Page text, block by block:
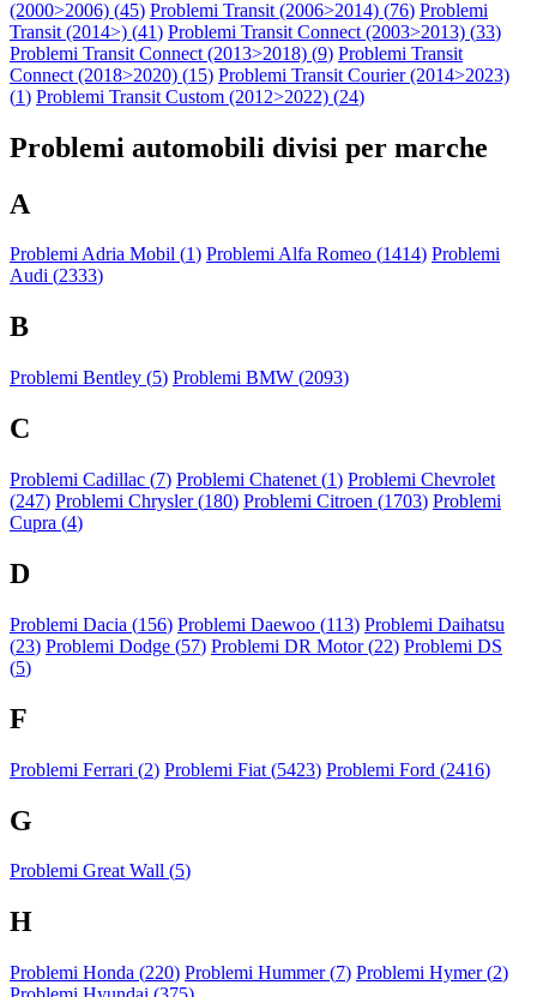
(2000>2006) (45) Problemi Transit (2006>2014) (76) Problemi
Transit (2014>) (41) Problemi Transit Connect (2003>2013) (33)
Problemi Transit Connect (2013>2018) (9) Problemi Transit
Connect (2018>2020) (15) Problemi Transit Courier (2014>2023)
(1) Problemi Transit Custom (2012>2022) (24)
Problemi automobili divisi per marche
A
Problemi Adria Mobil (1) Problemi Alfa Romeo (1414) Problemi
Audi (2333)
B
Problemi Bentley (5) Problemi BMW (2093)
C
Problemi Cadillac (7) Problemi Chatenet (1) Problemi Chevrolet
(247) Problemi Chrysler (180) Problemi Citroen (1703) Problemi
Cupra (4)
D
Problemi Dacia (156) Problemi Daewoo (113) Problemi Daihatsu
(23) Problemi Dodge (57) Problemi DR Motor (22) Problemi DS
(5)
F
Problemi Ferrari (2) Problemi Fiat (5423) Problemi Ford (2416)
G
Problemi Great Wall (5)
H
Problemi Honda (220) Problemi Hummer (7) Problemi Hymer (2)